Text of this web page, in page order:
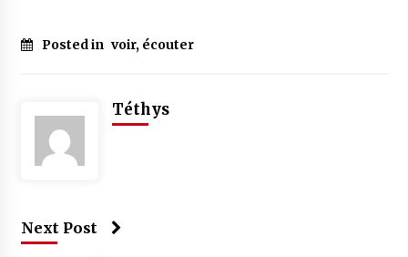
Posted in voir, écouter
Téthys
Next Post